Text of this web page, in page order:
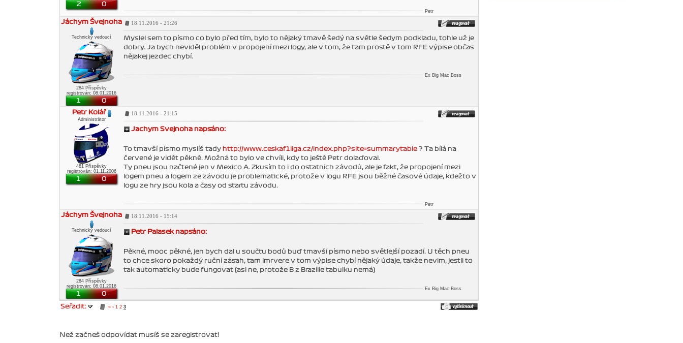
2 0
Petr
Jáchym Švejnoha
Technický vedoucí
284 Příspěvky
registrován: 08.01.2016
1 0
18.11.2016 - 21:26
Myslel sem to písmo co bylo před tím, bylo to nějaký tmavě šedý na světle šedym podkladu, tohle už je
dobry. Ja bych neviděl problém v propojení mezi logy, ale v tom, že tam prostě v tom RFE výpise občas
nějakej jezdec chybí.
Ex Big Mac Boss
Petr Kolář
Administrátor
481 Příspěvky
registrován: 01.11.2006
1 0
18.11.2016 - 21:15
Jachym Svejnoha napsáno:
To tmavší písmo myslíš tady http://www.ceskaf1liga.cz/index.php?site=summarytable ? Ta bílá na
červené je vidět pěkně. Možná to bylo ve chvíli, kdy to ještě Petr dolaďoval.
Ty pneu jsou načtené jen v Mexico A. Zkusím to i do ostatních závodů, ale je fakt, že propojení mezi
logem pneu a logem ze závodu je problematické, protože v logu RFE jsou běžné časové údaje, kdežto v
logu ze hry jsou kola a časy od startu závodu.
Petr
Jáchym Švejnoha
Technický vedoucí
284 Příspěvky
registrován: 08.01.2016
1 0
18.11.2016 - 15:14
Petr Palasek napsáno:
Pěkné, mooc pěkné, jen bych dal u součtu bodů buď tmavší písmo nebo světlejší pozadí. U těch pneu
to chce skoro pokaždý ruční zásah, tam imrvere v tom výpise chybí nějaký údaje, takže nevim, jestli to
tak automaticky bude fungovat (asi ne, protože B z Brazílie tabulku nemá)
Ex Big Mac Boss
Seřadit: « ‹ 1 2 3
Než začneš odpovídat musíš se zaregistrovat!